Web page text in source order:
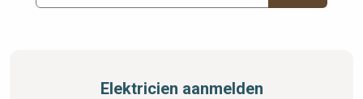
Elektricien aanmelden